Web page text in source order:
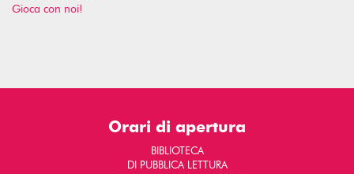
Gioca con noi!
Orari di apertura
BIBLIOTECA
DI PUBBLICA LETTURA